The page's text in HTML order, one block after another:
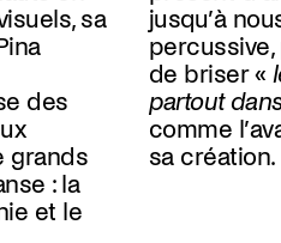
sa
des
grands
: la
et le
jusqu’à
de briser «
partout
comme
sa création.